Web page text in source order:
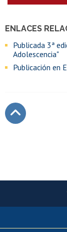
ENLACES
Publicada 3ª
Adolescencia"
Publicación en
Más